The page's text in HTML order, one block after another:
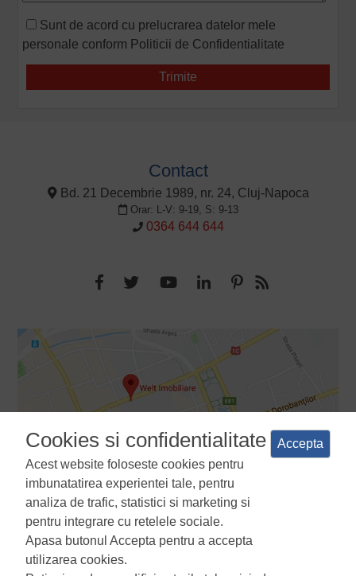
Sunt de acord cu prelucrarea datelor mele
personale conform Politicii de Confidentialitate
Contact
Bd. 21 Decembrie 1989, nr. 24, Cluj-Napoca
Orar: L-V: 9-19, S: 9-13
0364 644 644
Termeni si conditii Politica de confidentialitate
utilizare a cookie-urilor
Cookies si confidentialitate
Acest website foloseste cookies pentru
imbunatatirea experientei tale, pentru
analiza de trafic, statistici si marketing si
pentru integrare cu retelele sociale.
Apasa butonul Accepta pentru a accepta
utilizarea cookies.
Accepta